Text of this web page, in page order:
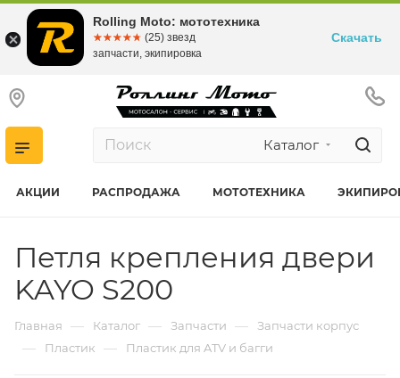
Каталог
АКЦИИ РАСПРОДАЖА МОТОТЕХНИКА
Петля крепления двери
KAYO S200
Главная — Каталог — Запчасти — Запчасти корпус
— Пластик — Пластик для ATV и багги
Rolling Moto: мототехника
☆☆☆☆☆
★★★★★ (25) звезд
запчасти, экипировка
Скачать